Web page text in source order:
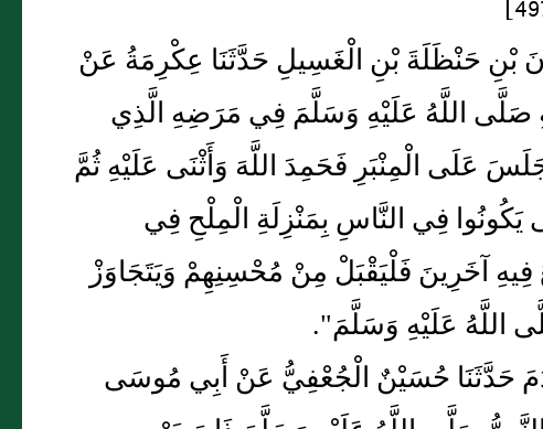
بْنِ حَنْظَلَةَ بْنِ الْغَسِيلِ حَدَّثَنَا عِكْرِمَةُ عَنْ
اللَّهُ عَلَيْهِ وَسَلَّمَ فِي مَرَضِهِ الَّذِي
الْمِنْبَرِ فَحَمِدَ اللَّهَ وَأَثْنَى عَلَيْهِ ثُمَّ
فِي النَّاسِ بِمَنْزِلَةِ الْمِلْحِ فِي
آخَرِينَ فَلْيَقْبَلْ مِنْ مُحْسِنِهِمْ وَيَتَجَاوَزْ
اللَّهُ عَلَيْهِ وَسَلَّمَ".
آدَمَ حَدَّثَنَا حُسَيْنٌ الْجُعْفِيُّ عَنْ أَبِي مُوسَى